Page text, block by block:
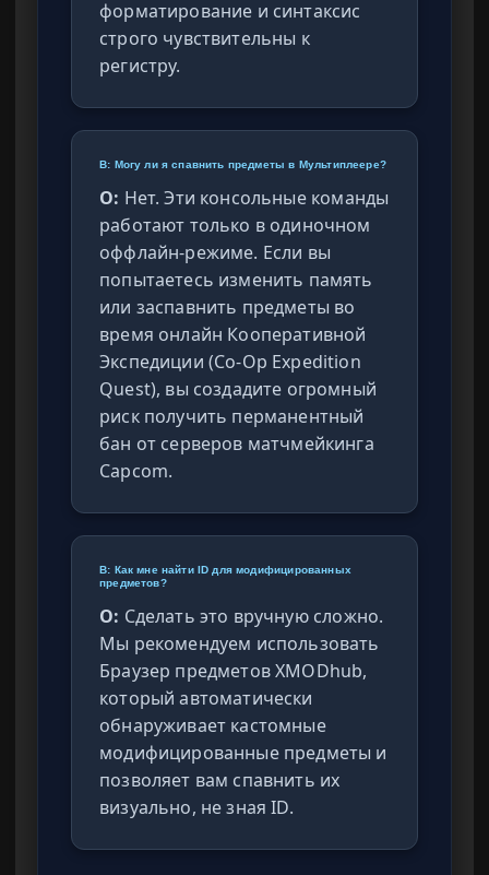
форматирование и синтаксис
строго чувствительны к
регистру.
В: Могу ли я спавнить предметы в Мультиплеере?
О: Нет. Эти консольные команды
работают только в одиночном
оффлайн-режиме. Если вы
попытаетесь изменить память
или заспавнить предметы во
время онлайн Кооперативной
Экспедиции (Co-Op Expedition
Quest), вы создадите огромный
риск получить перманентный
бан от серверов матчмейкинга
Capcom.
В: Как мне найти ID для модифицированных
предметов?
О: Сделать это вручную сложно.
Мы рекомендуем использовать
Браузер предметов XMODhub,
который автоматически
обнаруживает кастомные
модифицированные предметы и
позволяет вам спавнить их
визуально, не зная ID.